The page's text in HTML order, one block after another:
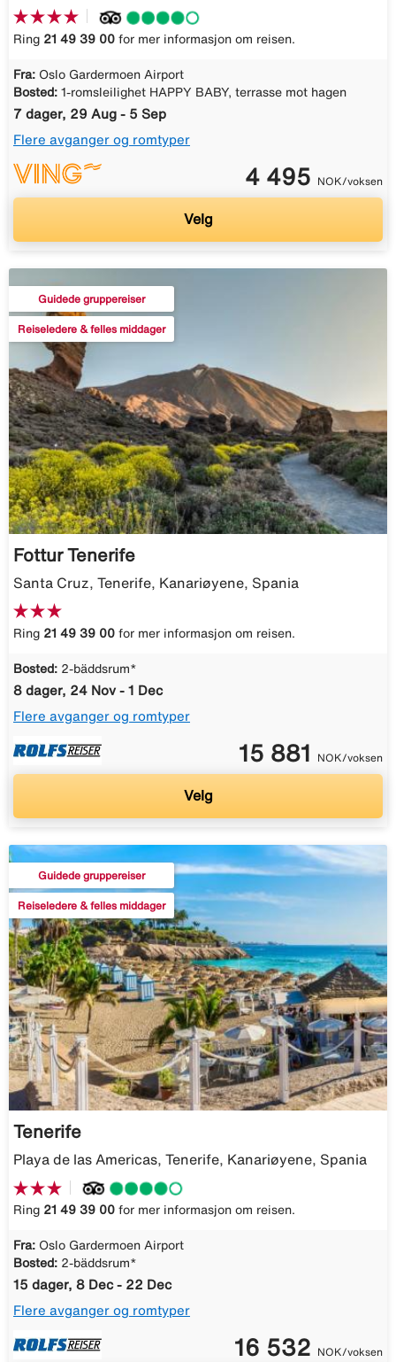
Ring 21 49 39 00 for mer informasjon om reisen.
Fra: Oslo Gardermoen Airport
Bosted: 1-romsleilighet HAPPY BABY, terrasse mot hagen
7 dager, 29 Aug - 5 Sep
Flere avganger og romtyper
4 495 NOK/voksen
Velg
Guidede gruppereiser
Reiseledere & felles middager
Fottur Tenerife
Santa Cruz, Tenerife, Kanariøyene, Spania
Ring 21 49 39 00 for mer informasjon om reisen.
Bosted: 2-bäddsrum*
8 dager, 24 Nov - 1 Dec
Flere avganger og romtyper
15 881 NOK/voksen
Velg
Guidede gruppereiser
Reiseledere & felles middager
Tenerife
Playa de las Americas, Tenerife, Kanariøyene, Spania
Ring 21 49 39 00 for mer informasjon om reisen.
Fra: Oslo Gardermoen Airport
Bosted: 2-bäddsrum*
15 dager, 8 Dec - 22 Dec
Flere avganger og romtyper
16 532 NOK/voksen